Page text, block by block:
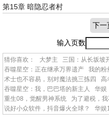
第15章 暗隐忍者村
下一
输入页数
猜你喜欢： 大梦主 三国：从长坂坡
吞噬星空：正在继承万界遗产
我的粉
术士也不容易，别对魔法挑三拣四
高
吞噬星空：我，巴巴塔的新主人
华娱
重生08，觉醒男神系统
为了避税，
说好小众软件，抖音爆火全球？
华娱